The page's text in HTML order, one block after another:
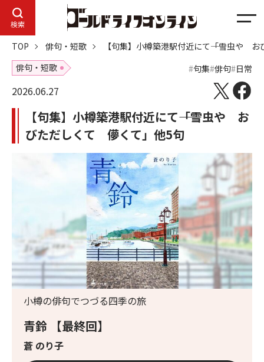
検索
メ
ニ
ュ
ー
TOP 俳句・短歌
【句集】小樽築港駅付近にて――「雪虫や
俳句・短歌
句集 俳句 日常
2026.06.27
【句集】小樽築港駅付近にて――「雪虫や お
びただしくて 儚くて」他5句
青鈴 【最終回】
蒼 のり子
小樽の俳句でつづる四季の旅